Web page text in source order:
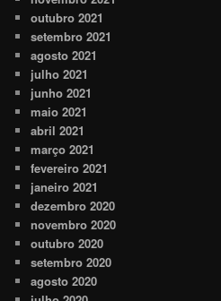
outubro 2021
setembro 2021
agosto 2021
julho 2021
junho 2021
maio 2021
abril 2021
março 2021
fevereiro 2021
janeiro 2021
dezembro 2020
novembro 2020
outubro 2020
setembro 2020
agosto 2020